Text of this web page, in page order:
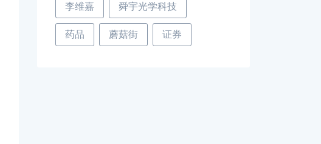
李维嘉 舜宇光学科技
药品 蘑菇街 证券